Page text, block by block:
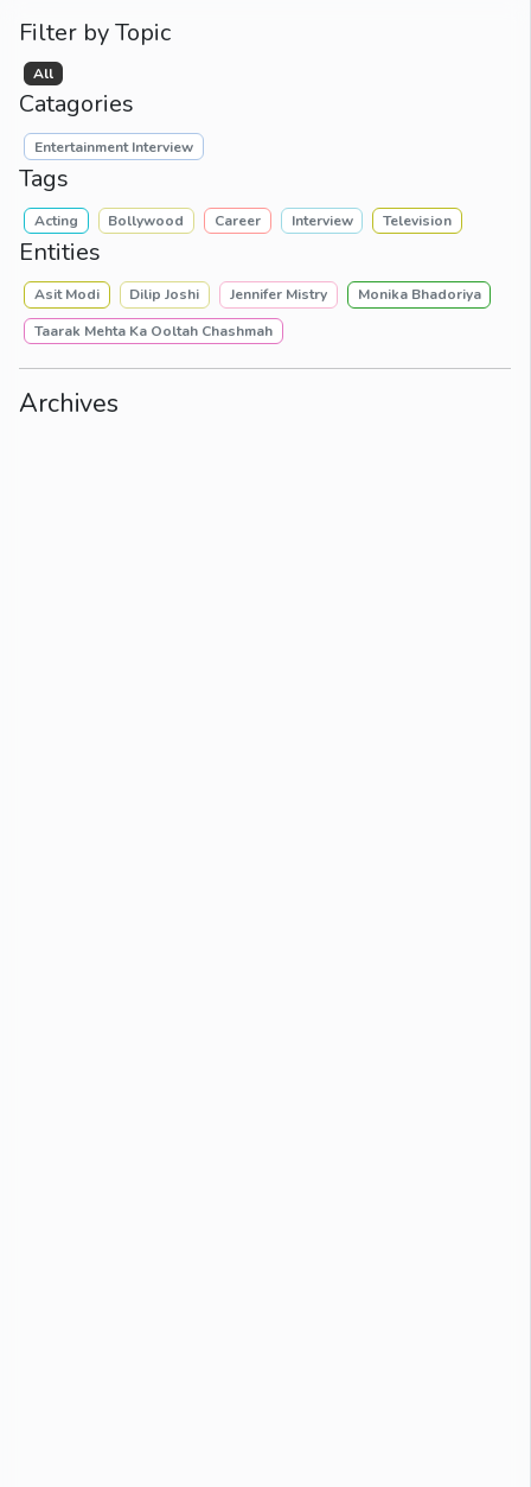
Filter by Topic
All
Catagories
Entertainment Interview
Tags
Acting Bollywood Career Interview Television
Entities
Asit Modi Dilip Joshi Jennifer Mistry
Monika Bhadoriya
Taarak Mehta Ka Ooltah Chashmah
Archives